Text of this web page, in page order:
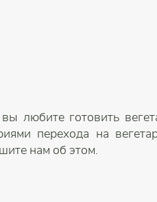
любите готовить
перехода на
нам об этом.